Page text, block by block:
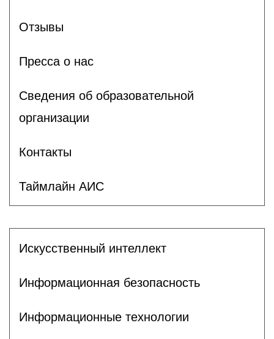
Отзывы
Пресса о нас
Сведения об образовательной
организации
Контакты
Таймлайн АИС
Искусственный интеллект
Информационная безопасность
Информационные технологии